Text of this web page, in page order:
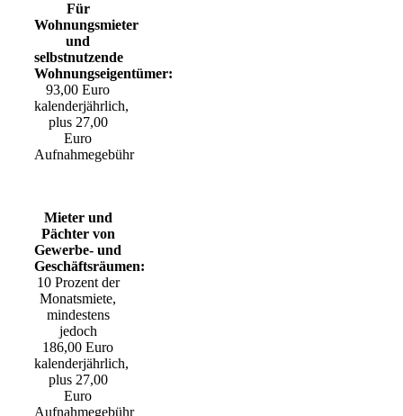
Für
Wohnungsmieter
und
selbstnutzende
Wohnungseigentümer:
93,00 Euro
kalenderjährlich,
plus 27,00
Euro
Aufnahmegebühr
Mieter und
Pächter von
Gewerbe- und
Geschäftsräumen:
10 Prozent der
Monatsmiete,
mindestens
jedoch
186,00 Euro
kalenderjährlich,
plus 27,00
Euro
Aufnahmegebühr